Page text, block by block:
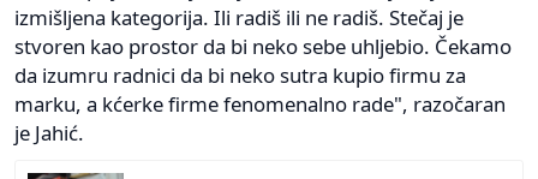
izmišljena kategorija. Ili radiš ili ne radiš. Stečaj je
stvoren kao prostor da bi neko sebe uhljebio. Čekamo
da izumru radnici da bi neko sutra kupio firmu za
marku, a kćerke firme fenomenalno rade", razočaran
je Jahić.